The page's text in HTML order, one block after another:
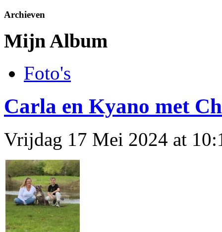
Archieven
Mijn Album
Foto's
Carla en Kyano met
Vrijdag 17 Mei 2024 at